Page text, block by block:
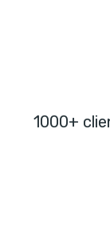
1000+